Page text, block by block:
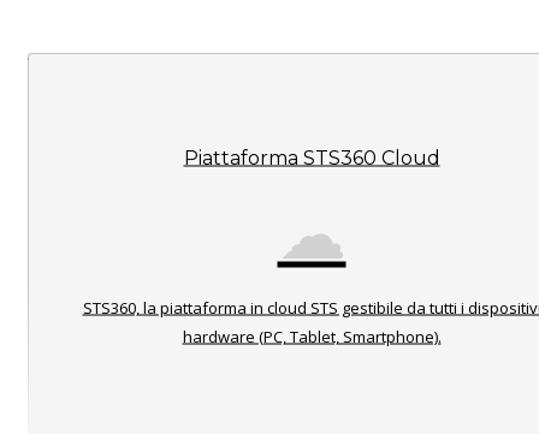
Piattaforma STS360 Cloud
STS360, la piattaforma in cloud STS gestibile da tutti i
hardware (PC, Tablet, Smartphone).